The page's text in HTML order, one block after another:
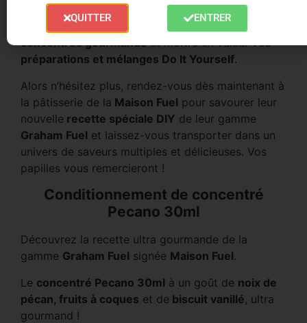
Sa saveur originale et parfaitement retranscrite
sera capable de détrôner tous vos autres
concentrés gourmandset mettre en valeur vos
préparations et mélanges Do It Yourself.
Alors n’hésitez plus, rendez-vous dès maintenant à
la pâtisserie de la Maison Fuel pour savourer leur
nouvelle recette spéciale DIY de leur gamme
Graham Fuel et laissez-vous transporter dans un
univers de saveurs multiples et délicieuses. Vos
papilles vous remercieront !
Conditionnement de concentré
Pecano 30ml
Découvrez la recette ultra gourmande de la
gamme Graham Fuel signée Maison Fuel.
Le concentré Pecano 30ml à un goût de noix de
pécan, fruits à coques et de biscuit vanillé, ultra
gourmand !
QUITTER ENTRER